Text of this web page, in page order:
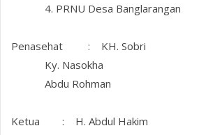
4. PRNU Desa Banglarangan
Penasehat : KH. Sobri
Ky. Nasokha
Abdu Rohman
Ketua : H. Abdul Hakim